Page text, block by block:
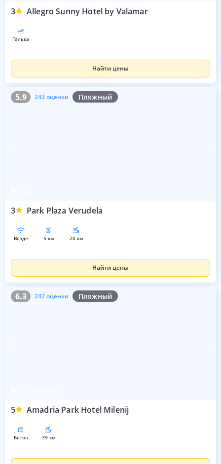
3 Allegro Sunny Hotel by Valamar
галька
Найти цены
5.9 243 оценки Пляжный
3 Park Plaza Verudela
5.9 243 оценки
везде 5 км 20 км
Найти цены
6.3 242 оценки Пляжный
5 Amadria Park Hotel Milenij
6.3 242 оценки
бетон 39 км